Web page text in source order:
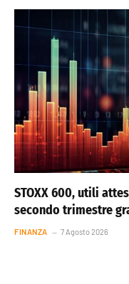
STOXX 600, utili
secondo trimestre
FINANZA 7 Agosto 2026